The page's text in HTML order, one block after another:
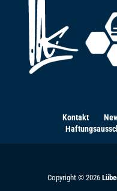
Kontakt
Copyright © 2026